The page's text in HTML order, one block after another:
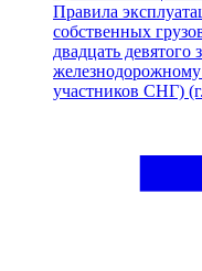
Правила
собственных
двадцать девятого
участников СНГ)